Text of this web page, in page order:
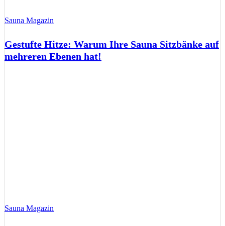
Sauna Magazin
Gestufte Hitze: Warum Ihre Sauna Sitzbänke auf
mehreren Ebenen hat!
Sauna Magazin